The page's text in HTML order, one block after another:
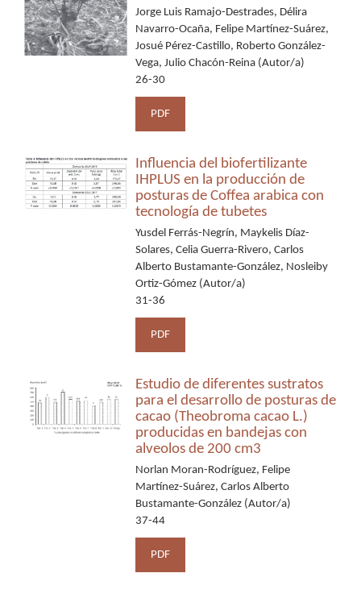
Jorge Luis Ramajo-Destrades, Délira
Navarro-Ocaña, Felipe Martínez-Suárez,
Josué Pérez-Castillo, Roberto González-
Vega, Julio Chacón-Reina (Autor/a)
26-30
PDF
Influencia del biofertilizante
IHPLUS en la producción de
posturas de Coffea arabica con
tecnología de tubetes
Yusdel Ferrás-Negrín, Maykelis Díaz-
Solares, Celia Guerra-Rivero, Carlos
Alberto Bustamante-González, Nosleiby
Ortiz-Gómez (Autor/a)
31-36
PDF
Estudio de diferentes sustratos
para el desarrollo de posturas de
cacao (Theobroma cacao L.)
producidas en bandejas con
alveolos de 200 cm3
Norlan Moran-Rodríguez, Felipe
Martínez-Suárez, Carlos Alberto
Bustamante-González (Autor/a)
37-44
PDF